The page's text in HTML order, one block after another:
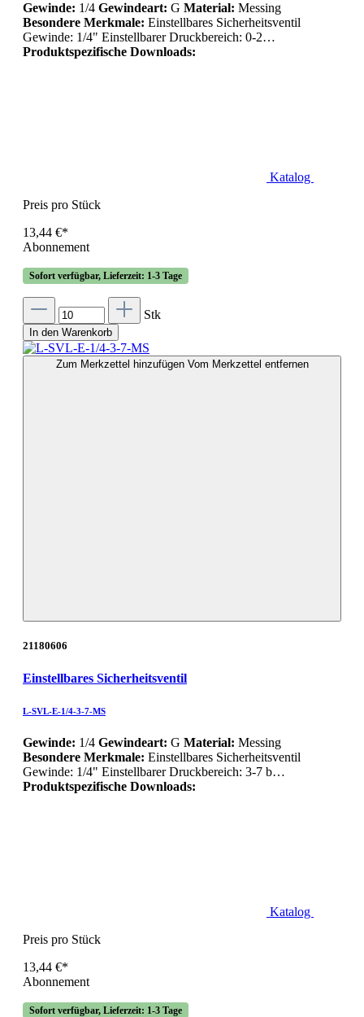
Gewinde: 1/4 Gewindeart: G Material: Messing
Besondere Merkmale: Einstellbares Sicherheitsventil
Gewinde: 1/4" Einstellbarer Druckbereich: 0-2…
Produktspezifische Downloads:
Katalog
Preis pro Stück
13,44 €*
Abonnement
Sofort verfügbar, Lieferzeit: 1-3 Tage
Stk
In den Warenkorb
Zum Merkzettel hinzufügen Vom Merkzettel entfernen
21180606
Einstellbares Sicherheitsventil
L-SVL-E-1/4-3-7-MS
Gewinde: 1/4 Gewindeart: G Material: Messing
Besondere Merkmale: Einstellbares Sicherheitsventil
Gewinde: 1/4" Einstellbarer Druckbereich: 3-7 b…
Produktspezifische Downloads:
Katalog
Preis pro Stück
13,44 €*
Abonnement
Sofort verfügbar, Lieferzeit: 1-3 Tage